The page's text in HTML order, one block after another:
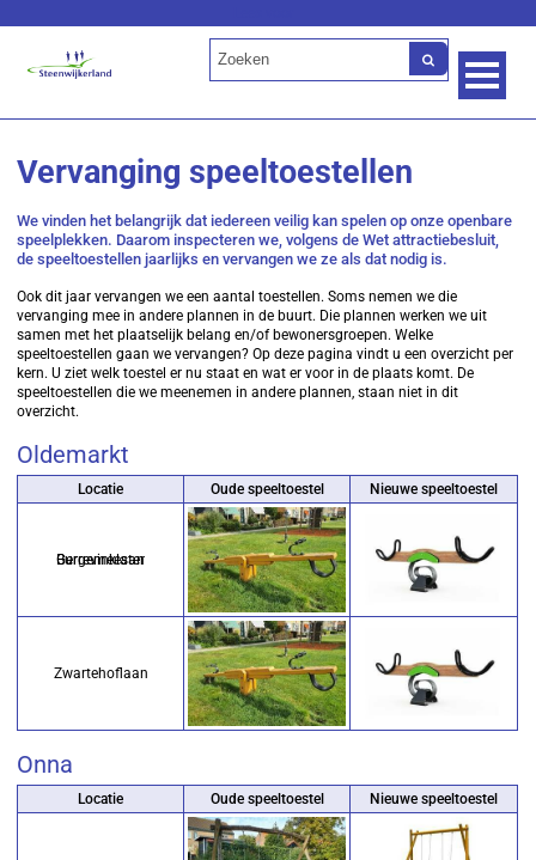
Vervanging speeltoestellen
We vinden het belangrijk dat iedereen veilig kan spelen op onze openbare
speelplekken. Daarom inspecteren we, volgens de Wet attractiebesluit,
de speeltoestellen jaarlijks en vervangen we ze als dat nodig is.
Ook dit jaar vervangen we een aantal toestellen. Soms nemen we die
vervanging mee in andere plannen in de buurt. Die plannen werken we uit
samen met het plaatselijk belang en/of bewonersgroepen. Welke
speeltoestellen gaan we vervangen? Op deze pagina vindt u een overzicht per
kern. U ziet welk toestel er nu staat en wat er voor in de plaats komt. De
speeltoestellen die we meenemen in andere plannen, staan niet in dit
overzicht.
Oldemarkt
Locatie Oude speeltoestel Nieuwe speeltoestel
Burgemeester Gerrevinklaan
Zwartehoflaan
Onna
Locatie Oude speeltoestel Nieuwe speeltoestel